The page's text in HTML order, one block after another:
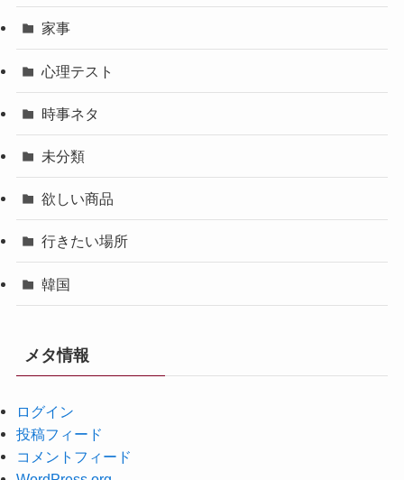
家事
心理テスト
時事ネタ
未分類
欲しい商品
行きたい場所
韓国
メタ情報
ログイン
投稿フィード
コメントフィード